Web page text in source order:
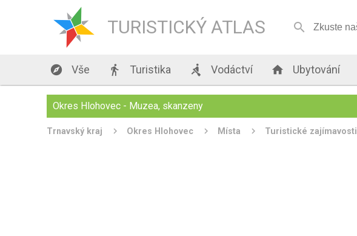
TURISTICKÝ ATLAS 
 Vše  Turistika  Vodáctví  Ubytování
Okres Hlohovec - Muzea, skanzeny
Trnavský kraj Okres Hlohovec Místa Turistické zajímavosti